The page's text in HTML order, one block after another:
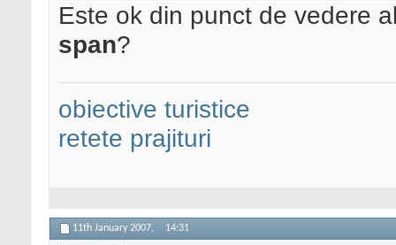
Este ok din punct de vedere
span?
obiective turistice
retete prajituri
11th January 2007, 14:31